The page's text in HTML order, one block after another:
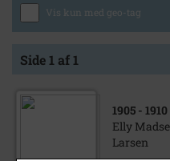
Vis kun med geo-tag
Side 1 af 1
1905 - 1910
Elly
Larsen